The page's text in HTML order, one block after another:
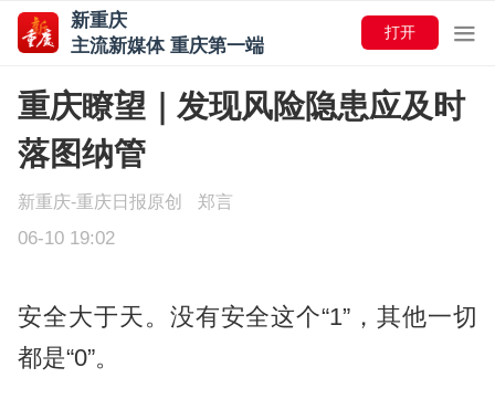
新重庆
主流新媒体 重庆第一端
打开
重庆瞭望｜发现风险隐患应及时
落图纳管
新重庆-重庆日报原创 郑言
06-10 19:02
安全大于天。没有安全这个“1”，其他一切
都是“0”。